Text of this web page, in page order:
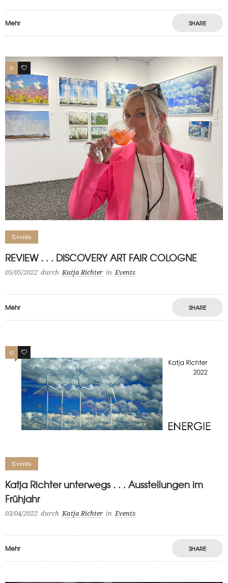
Mehr SHARE
0 0
Events
REVIEW . . . DISCOVERY ART FAIR COLOGNE
05/05/2022 durch Katja Richter in Events
Mehr SHARE
0 1
Events
Katja Richter unterwegs . . . Ausstellungen im
Frühjahr
03/04/2022 durch Katja Richter in Events
Mehr SHARE